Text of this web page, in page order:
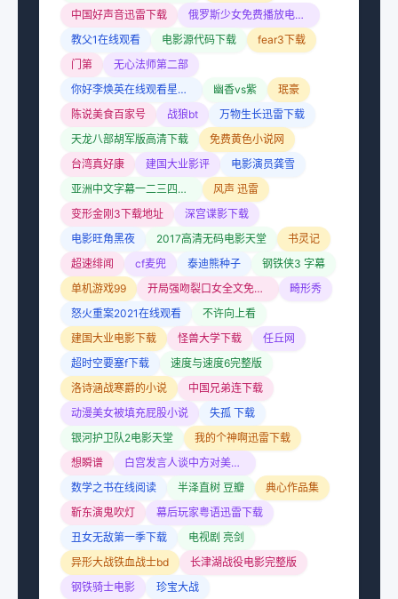
中国好声音迅雷下载
俄罗斯少女免费播放电视剧大全
教父1在线观看
电影源代码下载
fear3下载
门第
无心法师第二部
你好李焕英在线观看星辰影院
幽香vs紫
珉豪
陈说美食百家号
战狼bt
万物生长迅雷下载
天龙八部胡军版高清下载
免费黄色小说网
台湾真好康
建国大业影评
电影演员龚雪
亚洲中文字幕一二三四区苍井空
风声 迅雷
变形金刚3下载地址
深宫谍影下载
电影旺角黑夜
2017高清无码电影天堂
书灵记
超速绯闻
cf麦兜 泰迪熊种子
钢铁侠3 字幕
单机游戏99
开局强吻裂口女全文免费阅读
畸形秀
怒火重案2021在线观看
不许向上看
建国大业电影下载
怪兽大学下载
任丘网
超时空要塞f下载
速度与速度6完整版
洛诗涵战寒爵的小说
中国兄弟连下载
动漫美女被填充屁股小说
失孤 下载
银河护卫队2电影天堂
我的个神啊迅雷下载
想瞬谱
白宫发言人谈中方对美反制
数学之书在线阅读
半泽直树 豆瓣
典心作品集
靳东演鬼吹灯
幕后玩家粤语迅雷下载
丑女无敌第一季下载
电视剧 亮剑
异形大战铁血战士bd
长津湖战役电影完整版
钢铁骑士电影
珍宝大战